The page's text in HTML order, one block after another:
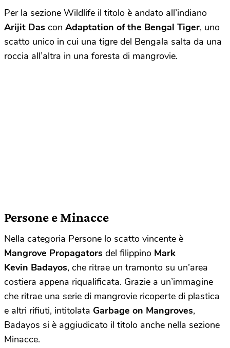
Per la sezione Wildlife il titolo è andato all’indiano
Arijit Das con Adaptation of the Bengal Tiger, uno
scatto unico in cui una tigre del Bengala salta da una
roccia all’altra in una foresta di mangrovie.
Persone e Minacce
Nella categoria Persone lo scatto vincente è
Mangrove Propagators del filippino Mark
Kevin Badayos, che ritrae un tramonto su un’area
costiera appena riqualificata. Grazie a un’immagine
che ritrae una serie di mangrovie ricoperte di plastica
e altri rifiuti, intitolata Garbage on Mangroves,
Badayos si è aggiudicato il titolo anche nella sezione
Minacce.